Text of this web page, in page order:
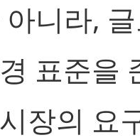
니라,
표준을
장의 요